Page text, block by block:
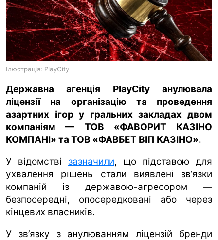
ua ru en
Ілюстрація: PlayCity
Державна агенція PlayCity анулювала
ліцензії на організацію та проведення
азартних ігор у гральних закладах двом
компаніям — ТОВ «ФАВОРИТ КАЗІНО
КОМПАНІ» та ТОВ «ФАВБЕТ ВІП КАЗІНО».
У відомстві зазначили, що підставою для
ухвалення рішень стали виявлені зв’язки
компаній із державою-агресором —
безпосередні, опосередковані або через
кінцевих власників.
У зв’язку з анулюванням ліцензій бренди